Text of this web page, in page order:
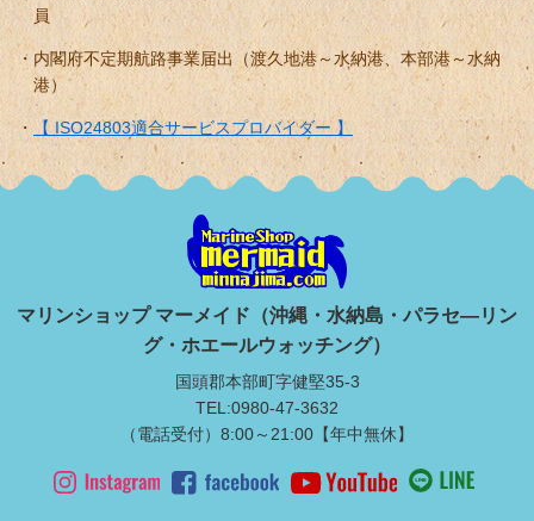
員
内閣府不定期航路事業届出（渡久地港～水納港、本部港～水納
港）
【 ISO24803適合サービスプロバイダー 】
マリンショップ マーメイド（沖縄・水納島・パラセ―リン
グ・ホエールウォッチング）
国頭郡本部町字健堅35-3
TEL:0980-47-3632
（電話受付）8:00～21:00【年中無休】